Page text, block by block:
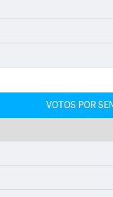
VOTOS POR